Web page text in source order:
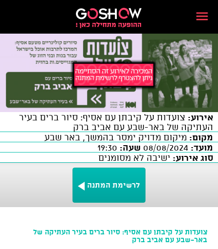
אירוע: צועדות על קיבתן עם אסיף: סיור ברים בעיר
העתיקה של באר-שבע עם אביב ברק
מקום: מיקום מדויק ימסר בהמשך, באר שבע
מועד:
שעה:
סוג אירוע: ישיבה לא מסומנים
לרשימת המתנה
צועדות על קיבתן עם אסיף: סיור ברים בעיר העתיקה של
באר-שבע עם אביב ברק